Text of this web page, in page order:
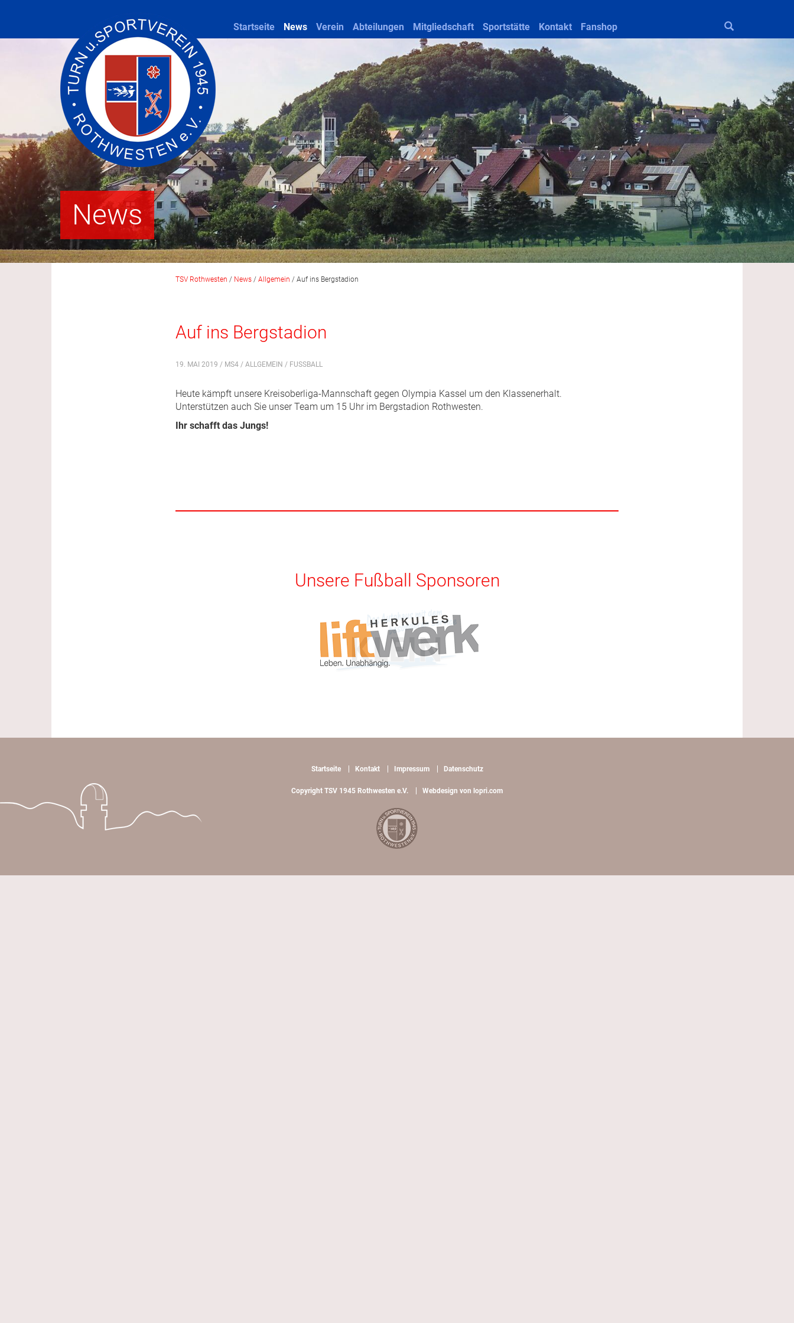
Startseite News Verein Abteilungen Mitgliedschaft Sportstätte Kontakt Fanshop
News
TSV Rothwesten / News / Allgemein / Auf ins Bergstadion
Auf ins Bergstadion
19. MAI 2019 / MS4 / ALLGEMEIN / FUSSBALL
Heute kämpft unsere Kreisoberliga-Mannschaft gegen Olympia Kassel um den Klassenerhalt.
Unterstützen auch Sie unser Team um 15 Uhr im Bergstadion Rothwesten.
Ihr schafft das Jungs!
Unsere Fußball Sponsoren
Startseite Kontakt Impressum Datenschutz
Copyright TSV 1945 Rothwesten e.V. Webdesign von lopri.com